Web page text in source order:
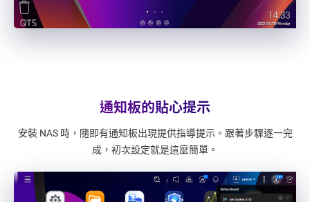
通知板的貼心提示
安裝 NAS 時，隨即有通知板出現提供指導提示。跟著步驟逐一完
成，初次設定就是這麼簡單。